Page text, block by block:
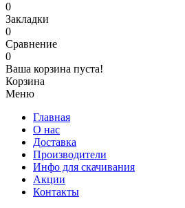
0
Закладки
0
Сравнение
0
Ваша корзина пуста!
Корзина
Меню
Главная
О нас
Доставка
Производители
Инфо для скачивания
Акции
Контакты